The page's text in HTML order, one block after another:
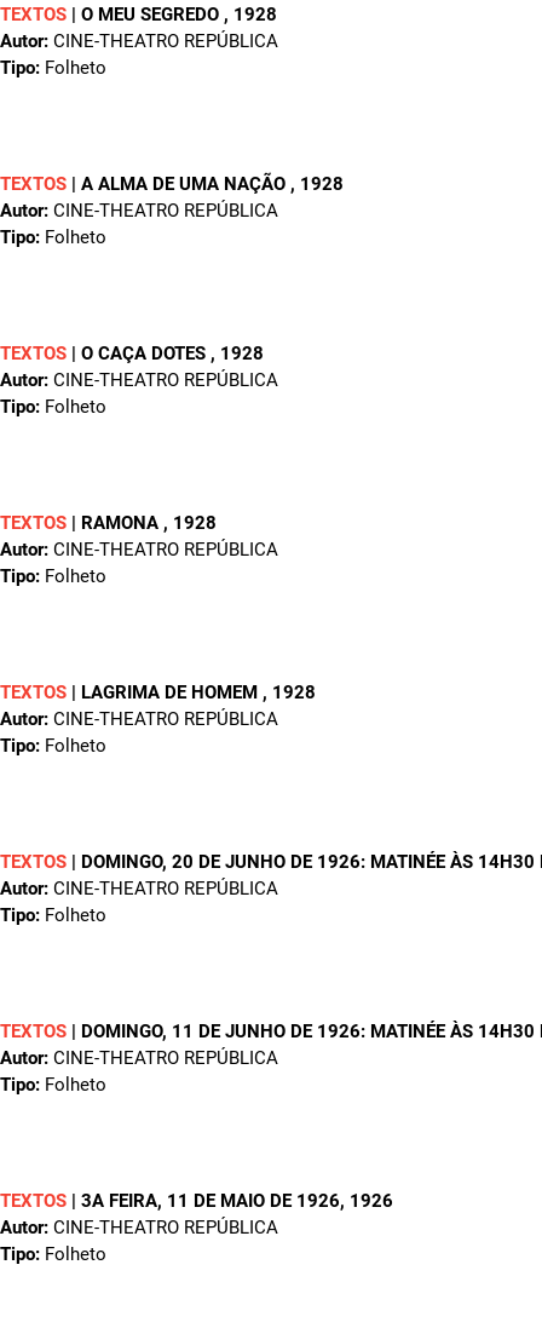
TEXTOS | O MEU SEGREDO , 1928
Autor: CINE-THEATRO REPÚBLICA
Tipo: Folheto
TEXTOS | A ALMA DE UMA NAÇÃO , 1928
Autor: CINE-THEATRO REPÚBLICA
Tipo: Folheto
TEXTOS | O CAÇA DOTES , 1928
Autor: CINE-THEATRO REPÚBLICA
Tipo: Folheto
TEXTOS | RAMONA , 1928
Autor: CINE-THEATRO REPÚBLICA
Tipo: Folheto
TEXTOS | LAGRIMA DE HOMEM , 1928
Autor: CINE-THEATRO REPÚBLICA
Tipo: Folheto
TEXTOS | DOMINGO, 20 DE JUNHO DE 1926: MATINÉE ÀS 14H30
Autor: CINE-THEATRO REPÚBLICA
Tipo: Folheto
TEXTOS | DOMINGO, 11 DE JUNHO DE 1926: MATINÉE ÀS 14H30
Autor: CINE-THEATRO REPÚBLICA
Tipo: Folheto
TEXTOS | 3A FEIRA, 11 DE MAIO DE 1926, 1926
Autor: CINE-THEATRO REPÚBLICA
Tipo: Folheto